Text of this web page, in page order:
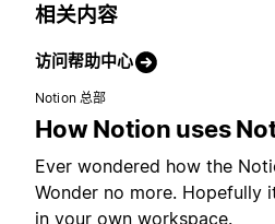
相关内容
访问帮助中心
Notion 总部
How Notion uses
Ever wondered how the
Wonder no more. Hopefully
in your own workspace.